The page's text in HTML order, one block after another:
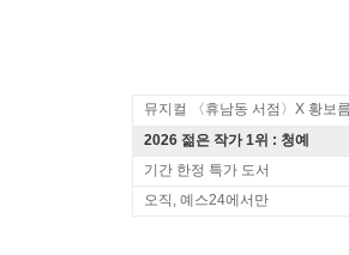
2026 젊은 작가 1위 : 청예
기간 한정 특가 도서
오직, 예스24에서만